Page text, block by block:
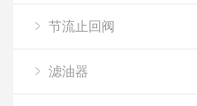
节流止回阀
滤油器